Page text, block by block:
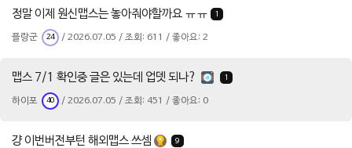
정말 이제 원신맵스는 놓아줘야할까요 ㅠㅠ 1
플랑군 24 / 2026.07.05 / 조회: 611 / 좋아요: 2
맵스 7/1 확인중 글은 있는데 업뎃 되나? 1
하이포 40 / 2026.07.05 / 조회: 451 / 좋아요: 0
걍 이번버전부턴 해외맵스 쓰셈 9